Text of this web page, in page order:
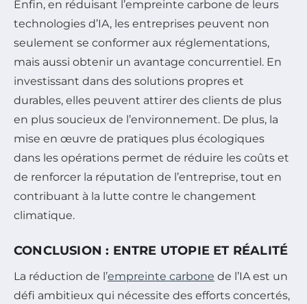
Enfin, en réduisant l’empreinte carbone de leurs
technologies d’IA, les entreprises peuvent non
seulement se conformer aux réglementations,
mais aussi obtenir un avantage concurrentiel. En
investissant dans des solutions propres et
durables, elles peuvent attirer des clients de plus
en plus soucieux de l’environnement. De plus, la
mise en œuvre de pratiques plus écologiques
dans les opérations permet de réduire les coûts et
de renforcer la réputation de l’entreprise, tout en
contribuant à la lutte contre le changement
climatique.
CONCLUSION : ENTRE UTOPIE ET RÉALITÉ
La réduction de l’empreinte carbone de l’IA est un
défi ambitieux qui nécessite des efforts concertés,